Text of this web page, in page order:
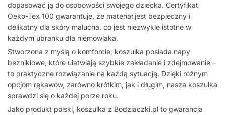
dopasować ją do osobowości swojego dziecka. Certyfikat
Oeko-Tex 100 gwarantuje, że materiał jest bezpieczny i
delikatny dla skóry malucha, co jest niezwykle istotne w
każdym ubranku dla niemowlaka.
Stworzona z myślą o komforcie, koszulka posiada napy
bezniklowe, które ułatwiają szybkie zakładanie i zdejmowanie –
to praktyczne rozwiązanie na każdą sytuację. Dzięki różnym
opcjom rękawów, zarówno krótkim, jak i długim, nasza koszulka
sprawdzi się o każdej porze roku.
Jako produkt polski, koszulka z Bodziaczki.pl to gwarancja